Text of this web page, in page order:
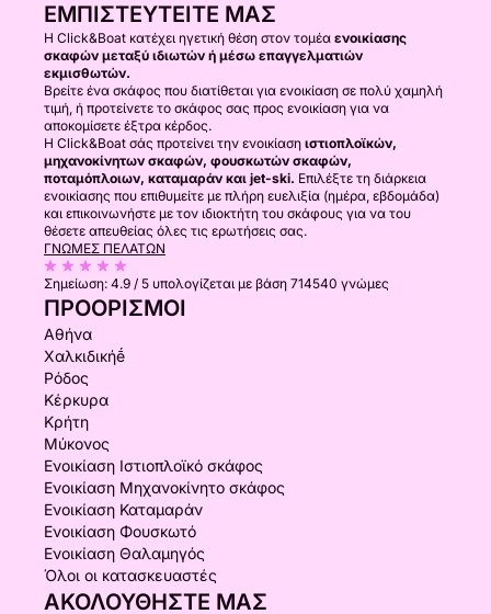
ΕΜΠΙΣΤΕΥΤΕΊΤΕ ΜΑΣ
Η Click&Boat κατέχει ηγετική θέση στον τομέα ενοικίασης
σκαφών μεταξύ ιδιωτών ή μέσω επαγγελματιών
εκμισθωτών.
Βρείτε ένα σκάφος που διατίθεται για ενοικίαση σε πολύ χαμηλή
τιμή, ή προτείνετε το σκάφος σας προς ενοικίαση για να
αποκομίσετε έξτρα κέρδος.
Η Click&Boat σάς προτείνει την ενοικίαση ιστιοπλοϊκών,
μηχανοκίνητων σκαφών, φουσκωτών σκαφών,
ποταμόπλοιων, καταμαράν και jet-ski. Επιλέξτε τη διάρκεια
ενοικίασης που επιθυμείτε με πλήρη ευελιξία (ημέρα, εβδομάδα)
και επικοινωνήστε με τον ιδιοκτήτη του σκάφους για να του
θέσετε απευθείας όλες τις ερωτήσεις σας.
ΓΝΏΜΕΣ ΠΕΛΑΤΏΝ
Σημείωση: 4.9 / 5 υπολογίζεται με βάση 714540 γνώμες
ΠΡΟΟΡΙΣΜΟΊ
Αθήνα
Χαλκιδικήḗ
Ρόδος
Κέρκυρα
Κρήτη
Μύκονος
Ενοικίαση Ιστιοπλοϊκό σκάφος
Ενοικίαση Μηχανοκίνητο σκάφος
Ενοικίαση Καταμαράν
Ενοικίαση Φουσκωτό
Ενοικίαση Θαλαμηγός
Όλοι οι κατασκευαστές
ΑΚΟΛΟΥΘΉΣΤΕ ΜΑΣ